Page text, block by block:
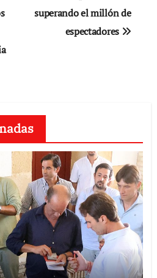
superando el millón de
espectadores